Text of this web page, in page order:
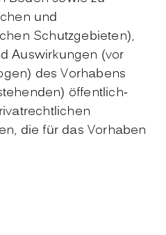
und
Schutzgebieten),
Auswirkungen (vor
des Vorhabens
öffentlich-
die für das Vorhaben